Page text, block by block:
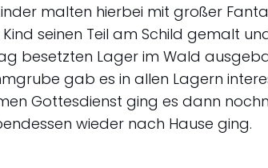
malten hierbei mit großer
seinen Teil am Schild gemalt
besetzten Lager im Wald
gab es in allen Lagern
Gottesdienst ging es dann
wieder nach Hause ging.